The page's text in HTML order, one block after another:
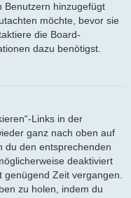
Benutzern hinzugefügt
möchte, bevor sie
die Board-
dazu benötigst.
Links in der
ganz nach oben auf
du den entsprechenden
deaktiviert
Zeit vergangen.
zu holen, indem du